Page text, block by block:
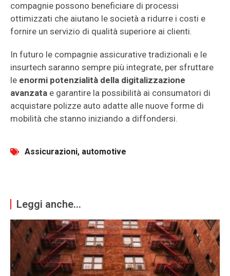
compagnie possono beneficiare di processi
ottimizzati che aiutano le società a ridurre i costi e
fornire un servizio di qualità superiore ai clienti.
In futuro le compagnie assicurative tradizionali e le
insurtech saranno sempre più integrate, per sfruttare
le enormi potenzialità della digitalizzazione
avanzata e garantire la possibilità ai consumatori di
acquistare polizze auto adatte alle nuove forme di
mobilità che stanno iniziando a diffondersi.
Assicurazioni, automotive
Leggi anche...